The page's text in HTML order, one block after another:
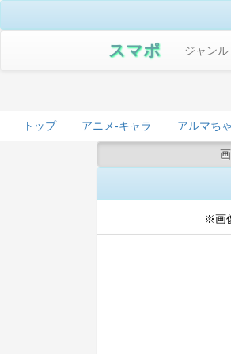
スマポ ジャンル
トップ アニメ-キャラ アルマち
※画